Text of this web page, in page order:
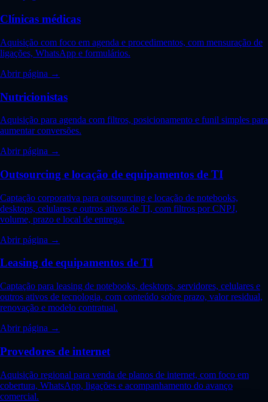
Clínicas médicas
Aquisição com foco em agenda e procedimentos, com mensuração de
ligações, WhatsApp e formulários.
Abrir página →
Nutricionistas
Aquisição para agenda com filtros, posicionamento e funil simples para
aumentar conversões.
Abrir página →
Outsourcing e locação de equipamentos de TI
Captação corporativa para outsourcing e locação de notebooks,
desktops, celulares e outros ativos de TI, com filtros por CNPJ,
volume, prazo e local de entrega.
Abrir página →
Leasing de equipamentos de TI
Captação para leasing de notebooks, desktops, servidores, celulares e
outros ativos de tecnologia, com conteúdo sobre prazo, valor residual,
renovação e modelo contratual.
Abrir página →
Provedores de internet
Aquisição regional para venda de planos de internet, com foco em
cobertura, WhatsApp, ligações e acompanhamento do avanço
comercial.